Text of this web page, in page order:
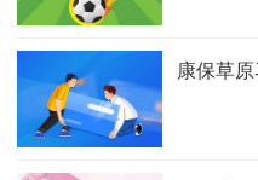
康保草